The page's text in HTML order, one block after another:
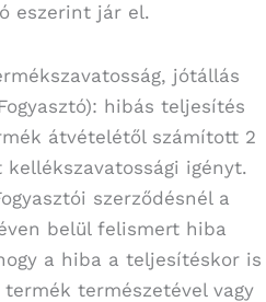
eszerint jár el.
jótállás
hibás teljesítés
átvételétől számított 2
igényt.
szerződésnél a
belül felismert hiba
a hiba a teljesítéskor is
természetével vagy